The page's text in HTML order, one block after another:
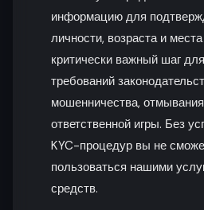
информацию для
личности, возраста и
критически важный шаг
требований
мошенничества,
ответственной игры. Без
KYC-процедур вы не
пользоваться нашими
средств.